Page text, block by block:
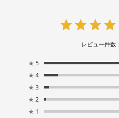
レビュー件数：
★ 5
★ 4
★ 3
★ 2
★ 1